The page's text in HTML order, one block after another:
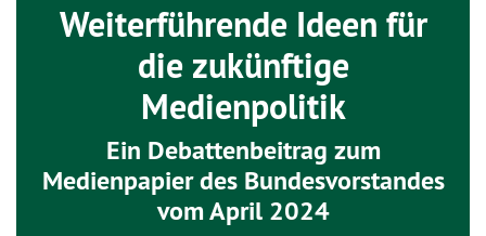
Weiterführende Ideen für
die zukünftige
Medienpolitik
Ein Debattenbeitrag zum
Medienpapier des Bundesvorstandes
vom April 2024